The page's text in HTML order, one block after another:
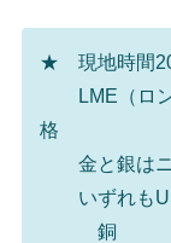
★ 現地時間
LME（ロン
格
金と銀はニ
いずれも
銅